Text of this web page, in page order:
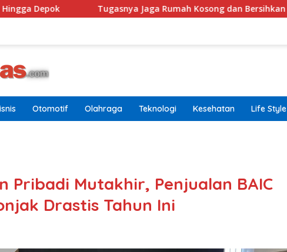
Tugasnya Jaga Rumah Kosong dan Bersihkan Halaman
Otomotif Olahraga Teknologi Kesehatan Life Style
Pribadi Mutakhir, Penjualan BAIC
Drastis Tahun Ini